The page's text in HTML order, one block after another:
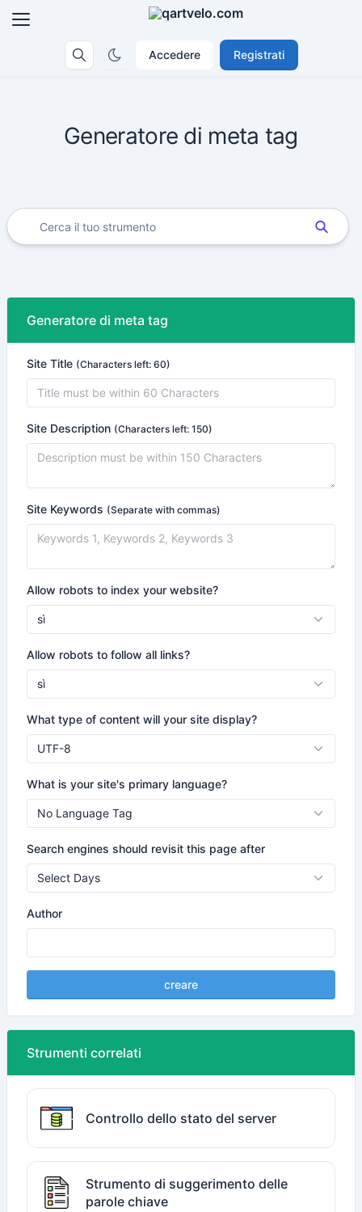
Accedere Registrati
Generatore di meta tag
Generatore di meta tag
Site Title (Characters left: 60)
Site Description (Characters left: 150)
Site Keywords (Separate with commas)
Allow robots to index your website?
Allow robots to follow all links?
What type of content will your site display?
What is your site's primary language?
Search engines should revisit this page after
Author
creare
Strumenti correlati
Controllo dello stato del server
Strumento di suggerimento delle
parole chiave